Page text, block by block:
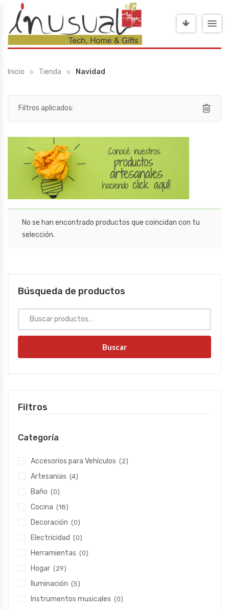
Inicio Tienda Navidad
Filtros aplicados:
No se han encontrado productos que coincidan con tu
selección.
Búsqueda de productos
Buscar
Filtros
Categoría
Accesorios para Vehículos (2)
Artesanias (4)
Baño (0)
Cocina (18)
Decoración (0)
Electricidad (0)
Herramientas (0)
Hogar (29)
Iluminación (5)
Instrumentos musicales (0)